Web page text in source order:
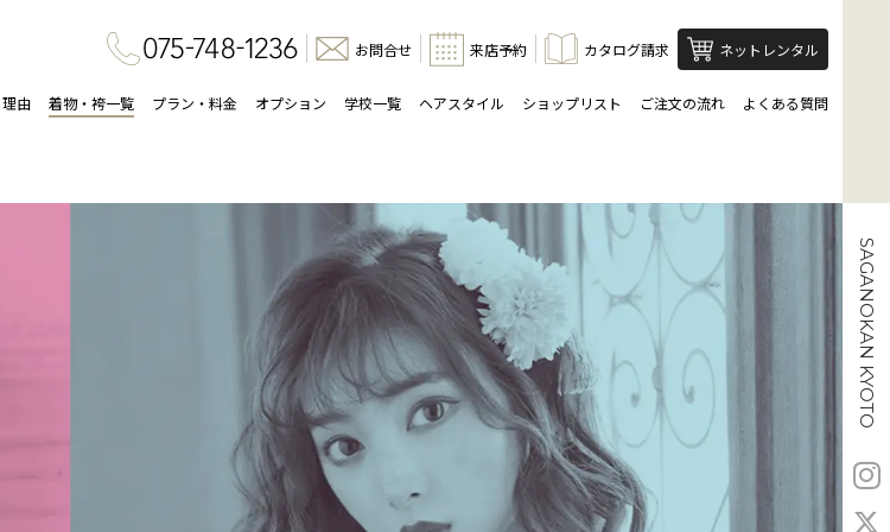
お問合せ 来店予約 カタログ請求 ネットレンタル
由 着物・袴一覧 プラン・料金 オプション 学校一覧 ヘアスタイル ショップリスト ご注文の流れ よくある質問
SAGANOKAN KYOTO